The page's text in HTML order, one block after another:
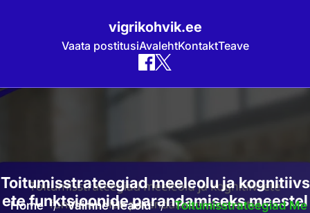
vigrikohvik.ee
Vaata postitusiAvalehtKontaktTeave
Skip
Toitumisstrateegiad meeleolu ja kognitiivs
ete funktsioonide parandamiseks meestel
Home / Vaimne Heaolu / Toitumisstrateegiad Me